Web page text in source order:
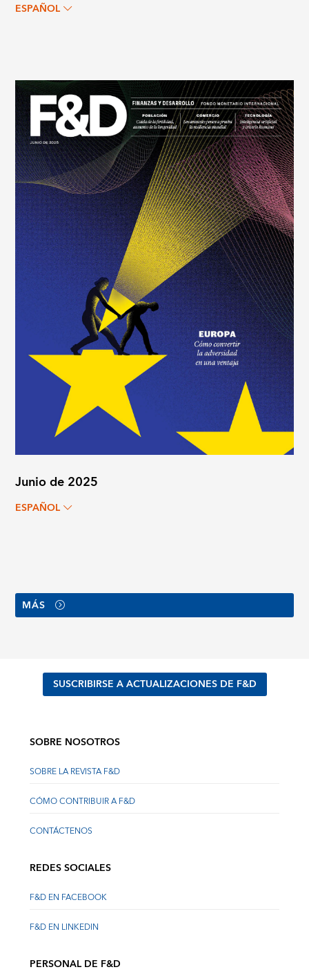
ESPAÑOL
Junio de 2025
ESPAÑOL
MÁS
SUSCRIBIRSE A ACTUALIZACIONES DE F&D
SOBRE NOSOTROS
SOBRE LA REVISTA F&D
CÓMO CONTRIBUIR A F&D
CONTÁCTENOS
REDES SOCIALES
F&D EN FACEBOOK
F&D EN LINKEDIN
PERSONAL DE F&D